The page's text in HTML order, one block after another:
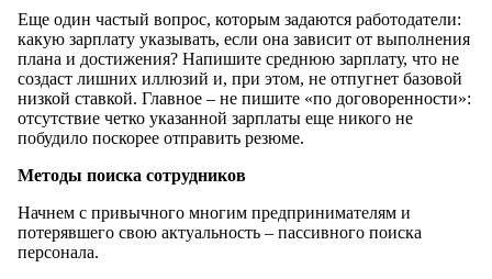
Еще один частый вопрос, которым задаются работодатели:
какую зарплату указывать, если она зависит от выполнения
плана и достижения? Напишите среднюю зарплату, что не
создаст лишних иллюзий и, при этом, не отпугнет базовой
низкой ставкой. Главное – не пишите «по договоренности»:
отсутствие четко указанной зарплаты еще никого не
побудило поскорее отправить резюме.
Методы поиска сотрудников
Начнем с привычного многим предпринимателям и
потерявшего свою актуальность – пассивного поиска
персонала.